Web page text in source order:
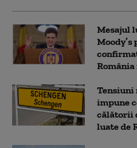
Mesajul
România
Tensiuni
impune
călătorii
luate de